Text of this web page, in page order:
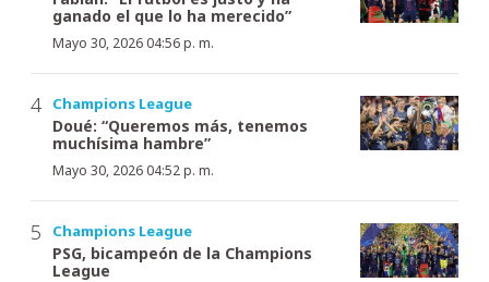
ganado el que lo ha merecido”
Mayo 30, 2026 04:56 p. m.
Champions League
Doué: “Queremos más, tenemos
muchísima hambre”
Mayo 30, 2026 04:52 p. m.
Champions League
PSG, bicampeón de la Champions
League